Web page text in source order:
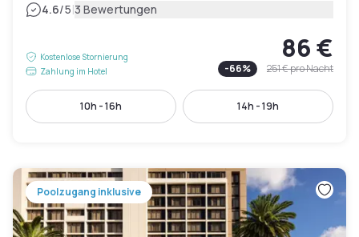
4.6/5|3 Bewertungen
Kostenlose Stornierung
Zahlung im Hotel
86 €
-66% 251 €pro Nacht
10h - 16h 14h - 19h
Poolzugang inklusive